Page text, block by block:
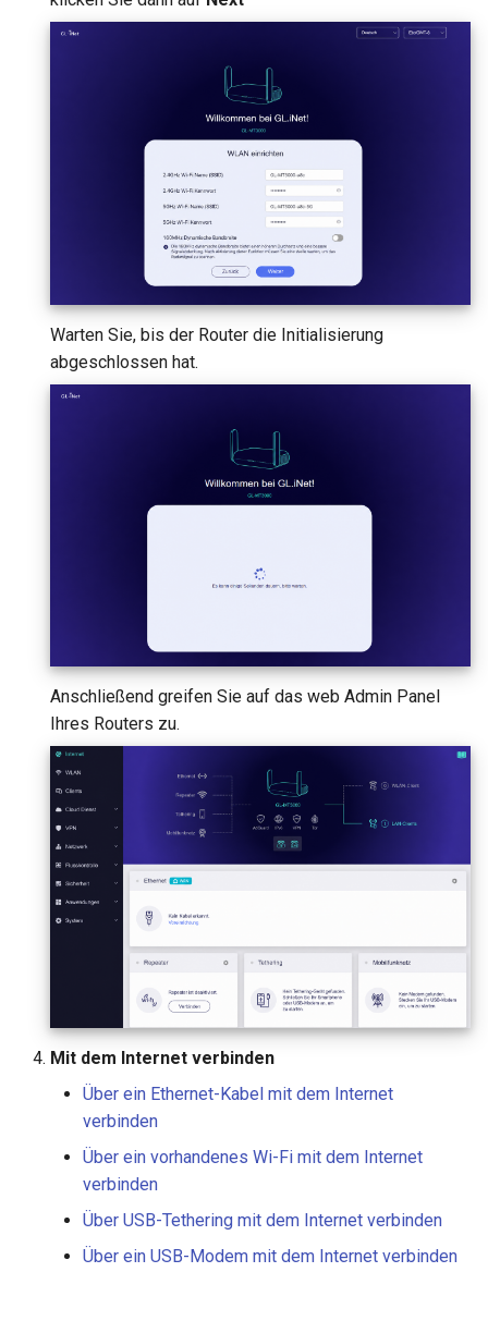
Warten Sie, bis der Router die Initialisierung
abgeschlossen hat.
Anschließend greifen Sie auf das web Admin Panel
Ihres Routers zu.
Mit dem Internet verbinden
Über ein Ethernet-Kabel mit dem Internet
verbinden
Über ein vorhandenes Wi-Fi mit dem Internet
verbinden
Über USB-Tethering mit dem Internet verbinden
Über ein USB-Modem mit dem Internet verbinden